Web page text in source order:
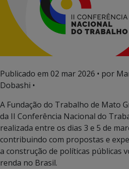
Publicado em 02 mar 2026 • por
Dobashi •
A Fundação do Trabalho de Mato
da II Conferência Nacional do
realizada entre os dias 3 e 5 de
contribuindo com propostas e
a construção de políticas públicas
renda no Brasil.